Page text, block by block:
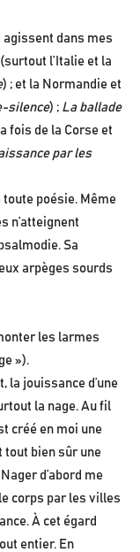
agissent dans mes
l’Italie et la
) ; et la Normandie et
silence) ; La ballade
fois de la Corse et
par les
toute poésie. Même
n’atteignent
Sa
arpèges sourds
les larmes
»).
la jouissance d’une
la nage. Au fil
créé en moi une
tout bien sûr une
d’abord me
corps par les villes
À cet égard
entier. En